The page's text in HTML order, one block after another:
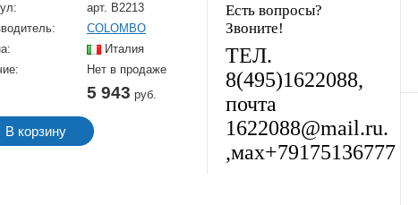
Есть вопросы?
Звоните!
ТЕЛ.
8(495)1622088,
почта
1622088@mail.ru.
,мах+79175136777
арт. B2213
COLOMBO
Италия
Нет в продаже
5 943 руб.